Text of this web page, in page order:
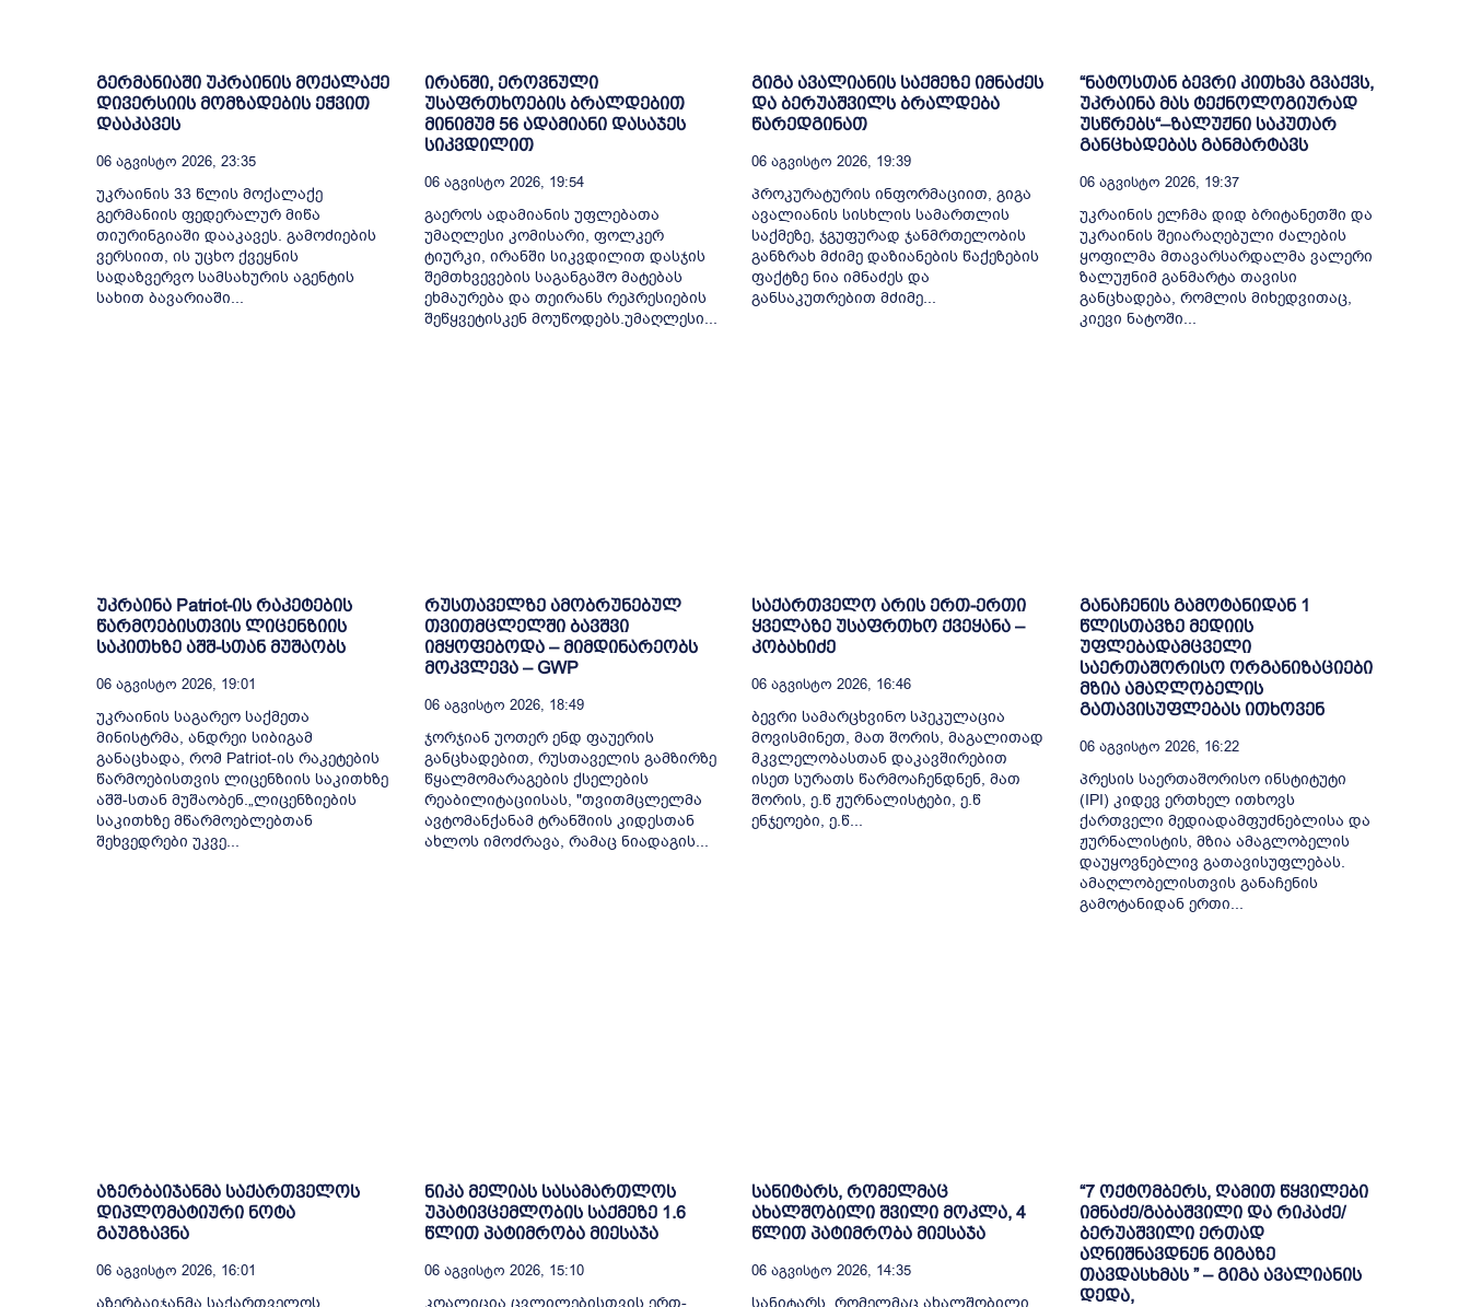
გერმანიაში უკრაინის მოქალაქე
დივერსიის მომზადების ეჭვით
დააკავეს
06 Აგვისტო 2026, 23:35
უკრაინის 33 წლის მოქალაქე
გერმანიის ფედერალურ მიწა
თიურინგიაში დააკავეს. გამოძიების
ვერსიით, ის უცხო ქვეყნის
სადაზვერვო სამსახურის აგენტის
სახით ბავარიაში...
ირანში, ეროვნული
უსაფრთხოების ბრალდებით
მინიმუმ 56 ადამიანი დასაჯეს
სიკვდილით
06 Აგვისტო 2026, 19:54
გაეროს ადამიანის უფლებათა
უმაღლესი კომისარი, ფოლკერ
ტიურკი, ირანში სიკვდილით დასჯის
შემთხვევების საგანგაშო მატებას
ეხმაურება და თეირანს რეპრესიების
შეწყვეტისკენ მოუწოდებს.უმაღლესი...
გიგა ავალიანის საქმეზე იმნაძეს
და ბერუაშვილს ბრალდება
წარედგინათ
06 Აგვისტო 2026, 19:39
პროკურატურის ინფორმაციით, გიგა
ავალიანის სისხლის სამართლის
საქმეზე, ჯგუფურად ჯანმრთელობის
განზრახ მძიმე დაზიანების წაქეზების
ფაქტზე ნია იმნაძეს და
განსაკუთრებით მძიმე...
“ნატოსთან ბევრი კითხვა გვაქვს,
უკრაინა მას ტექნოლოგიურად
უსწრებს“–ზალუჟნი საკუთარ
განცხადებას განმარტავს
06 Აგვისტო 2026, 19:37
უკრაინის ელჩმა დიდ ბრიტანეთში და
უკრაინის შეიარაღებული ძალების
ყოფილმა მთავარსარდალმა ვალერი
ზალუჟნიმ განმარტა თავისი
განცხადება, რომლის მიხედვითაც,
კიევი ნატოში...
უკრაინა Patriot-ის რაკეტების
წარმოებისთვის ლიცენზიის
საკითხზე აშშ-სთან მუშაობს
06 Აგვისტო 2026, 19:01
უკრაინის საგარეო საქმეთა
მინისტრმა, ანდრეი სიბიგამ
განაცხადა, რომ Patriot-ის რაკეტების
წარმოებისთვის ლიცენზიის საკითხზე
აშშ-სთან მუშაობენ.„ლიცენზიების
საკითხზე მწარმოებლებთან
შეხვედრები უკვე...
რუსთაველზე ამობრუნებულ
თვითმცლელში ბავშვი
იმყოფებოდა – მიმდინარეობს
მოკვლევა – GWP
06 Აგვისტო 2026, 18:49
ჯორჯიან უოთერ ენდ ფაუერის
განცხადებით, რუსთაველის გამზირზე
წყალმომარაგების ქსელების
რეაბილიტაციისას, "თვითმცლელმა
ავტომანქანამ ტრანშიის კიდესთან
ახლოს იმოძრავა, რამაც ნიადაგის...
საქართველო არის ერთ-ერთი
ყველაზე უსაფრთხო ქვეყანა –
კობახიძე
06 Აგვისტო 2026, 16:46
ბევრი სამარცხვინო სპეკულაცია
მოვისმინეთ, მათ შორის, მაგალითად
მკვლელობასთან დაკავშირებით
ისეთ სურათს წარმოაჩენდნენ, მათ
შორის, ე.წ ჟურნალისტები, ე.წ
ენჯეოები, ე.წ...
განაჩენის გამოტანიდან 1
წლისთავზე მედიის
უფლებადამცველი
საერთაშორისო ორგანიზაციები
მზია ამაღლობელის
გათავისუფლებას ითხოვენ
06 Აგვისტო 2026, 16:22
პრესის საერთაშორისო ინსტიტუტი
(IPI) კიდევ ერთხელ ითხოვს
ქართველი მედიადამფუძნებლისა და
ჟურნალისტის, მზია ამაგლობელის
დაუყოვნებლივ გათავისუფლებას.
ამაღლობელისთვის განაჩენის
გამოტანიდან ერთი...
აზერბაიჯანმა საქართველოს
დიპლომატიური ნოტა
გაუგზავნა
06 Აგვისტო 2026, 16:01
ნიკა მელიას სასამართლოს
უპატივცემლობის საქმეზე 1.6
წლით პატიმრობა მიესაჯა
06 Აგვისტო 2026, 15:10
სანიტარს, რომელმაც
ახალშობილი შვილი მოკლა, 4
წლით პატიმრობა მიესაჯა
06 Აგვისტო 2026, 14:35
“7 ოქტომბერს, ღამით წყვილები
იმნაძე/გაბაშვილი და რიკაძე/
ბერუაშვილი ერთად
აღნიშნავდნენ გიგაზე
თავდასხმას ” – გიგა ავალიანის
დედა,